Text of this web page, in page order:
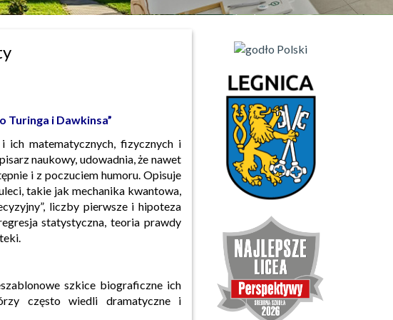
Turinga i Dawkinsa”
ich matematycznych, fizycznych i
naukowy, udowadnia, że nawet
i z poczuciem humoru. Opisuje
takie jak mechanika kwantowa,
liczby pierwsze i hipoteza
statystyczna, teoria prawdy
szkice biograficzne ich
często wiedli dramatyczne i